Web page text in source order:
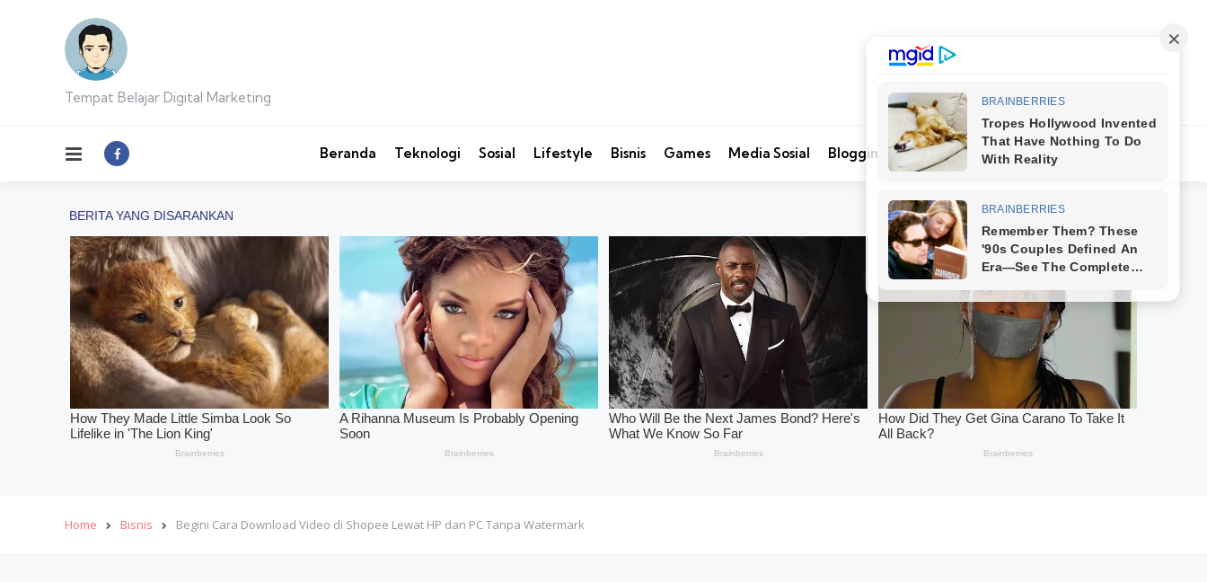
Tempat Belajar Digital Marketing
Menu Beranda Teknologi Sosial Lifestyle Bisnis Games Media Sosial Blogging SearchKontak Kami
Home Bisnis Begini Cara Download Video di Shopee Lewat HP dan PC Tanpa Watermark